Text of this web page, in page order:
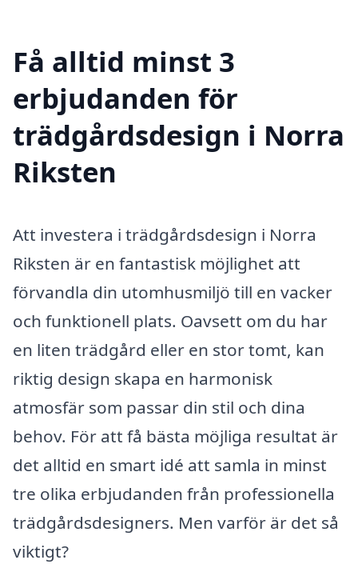
Få alltid minst 3
erbjudanden för
trädgårdsdesign i Norra
Riksten
Att investera i trädgårdsdesign i Norra
Riksten är en fantastisk möjlighet att
förvandla din utomhusmiljö till en vacker
och funktionell plats. Oavsett om du har
en liten trädgård eller en stor tomt, kan
riktig design skapa en harmonisk
atmosfär som passar din stil och dina
behov. För att få bästa möjliga resultat är
det alltid en smart idé att samla in minst
tre olika erbjudanden från professionella
trädgårdsdesigners. Men varför är det så
viktigt?